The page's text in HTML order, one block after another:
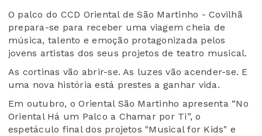
O palco do CCD Oriental de São Martinho - Covilhã
prepara-se para receber uma viagem cheia de
música, talento e emoção protagonizada pelos
jovens artistas dos seus projetos de teatro musical.
As cortinas vão abrir-se. As luzes vão acender-se. E
uma nova história está prestes a ganhar vida.
Em outubro, o Oriental São Martinho apresenta “No
Oriental Há um Palco a Chamar por Ti”, o
espetáculo final dos projetos "Musical for Kids" e